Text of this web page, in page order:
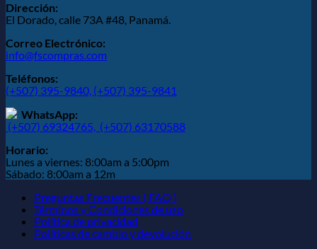
Dirección:
El Dorado, calle 73A #48, Panamá.
Correo Electrónico:
info@fscompras.com
Teléfonos:
(+507) 395-9840, (+507) 395-9841
WhatsApp:
(+507) 69324765, (+507) 63170588
Horario:
Lunes a viernes: 8:00am a 5:00pm
Sábado: 8:00am a 12m
Preguntas Frecuentes ( FAQ )
Términos y Condiciones de uso
Política de privacidad
Políticas de cambio y devolución